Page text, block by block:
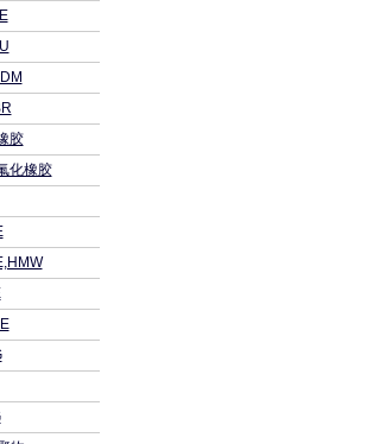
胶
化橡胶